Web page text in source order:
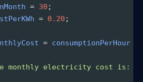
= 30 ;
= 0.20 ;
= consumptionPerHour
monthly electricity cost is: \$